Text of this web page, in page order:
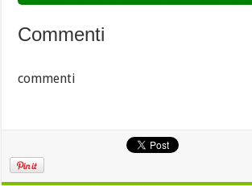
Commenti
commenti